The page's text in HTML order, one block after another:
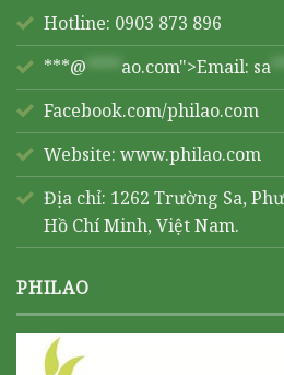
Hotline: 0903 873 896
***@ **** ao.com">Email: sa
Facebook.com/philao.com
Website: www.philao.com
Địa chỉ: 1262 Trường Sa,
Hồ Chí Minh, Việt Nam.
PHILAO